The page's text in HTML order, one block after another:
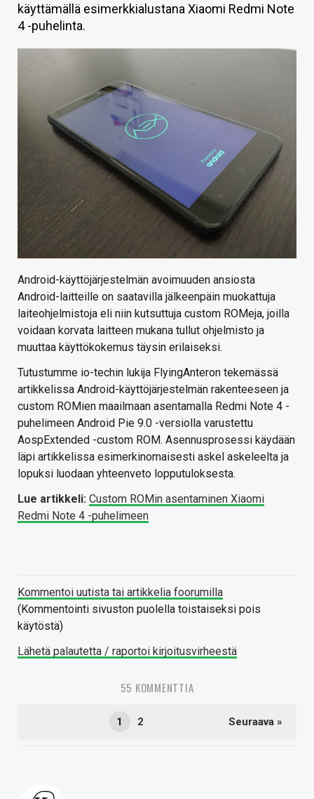
HINTA.FI
käyttämällä esimerkkialustana Xiaomi Redmi Note
4 -puhelinta.
Android-käyttöjärjestelmän avoimuuden ansiosta
Android-laitteille on saatavilla jälkeenpäin muokattuja
laiteohjelmistoja eli niin kutsuttuja custom ROMeja, joilla
voidaan korvata laitteen mukana tullut ohjelmisto ja
muuttaa käyttökokemus täysin erilaiseksi.
Tutustumme io-techin lukija FlyingAnteron tekemässä
artikkelissa Android-käyttöjärjestelmän rakenteeseen ja
custom ROMien maailmaan asentamalla Redmi Note 4 -
puhelimeen Android Pie 9.0 -versiolla varustettu
AospExtended -custom ROM. Asennusprosessi käydään
läpi artikkelissa esimerkinomaisesti askel askeleelta ja
lopuksi luodaan yhteenveto lopputuloksesta.
Lue artikkeli: Custom ROMin asentaminen Xiaomi
Redmi Note 4 -puhelimeen
Kommentoi uutista tai artikkelia foorumilla
(Kommentointi sivuston puolella toistaiseksi pois
käytöstä)
Lähetä palautetta / raportoi kirjoitusvirheestä
55 KOMMENTTIA
1 2 Seuraava »